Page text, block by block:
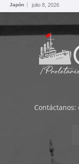
Japón julio 8, 2026
Contáctanos: